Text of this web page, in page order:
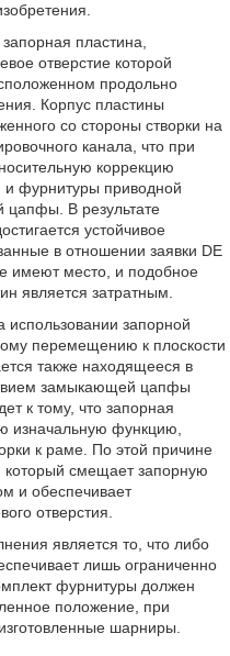
пластина,
отверстие которой
продольно
Корпус пластины
со стороны створки на
канала, что при
коррекцию
фурнитуры приводной
цапфы. В результате
устойчивое
в отношении заявки DE
имеют место, и подобное
является затратным.
запорной
перемещению к плоскости
также находящееся в
замыкающей цапфы
к тому, что запорная
изначальную функцию,
к раме. По этой причине
который смещает запорную
и обеспечивает
отверстия.
является то, что либо
лишь ограниченно
фурнитуры должен
положение, при
шарниры.